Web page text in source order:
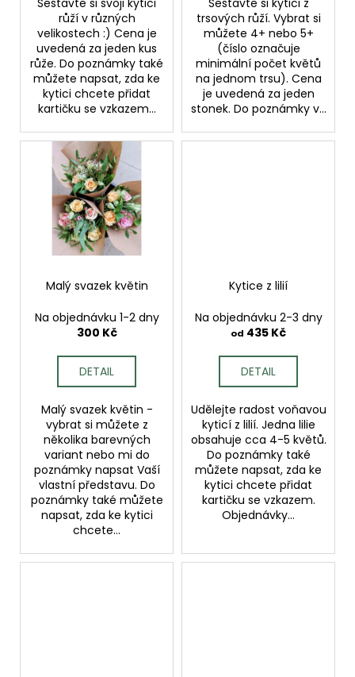
růží v různých
velikostech :) Cena je
uvedená za jeden kus
růže. Do poznámky také
můžete napsat, zda ke
kytici chcete přidat
kartičku se vzkazem...
trsových růží. Vybrat si
můžete 4+ nebo 5+
(číslo označuje
minimální počet květů
na jednom trsu). Cena
je uvedená za jeden
stonek. Do poznámky v...
Malý svazek květin
Na objednávku 1-2 dny
300 Kč
DETAIL
Malý svazek květin -
vybrat si můžete z
několika barevných
variant nebo mi do
poznámky napsat Vaší
vlastní představu. Do
poznámky také můžete
napsat, zda ke kytici
chcete...
Kytice z lilií
Na objednávku 2-3 dny
od 435 Kč
DETAIL
Udělejte radost voňavou
kyticí z lilií. Jedna lilie
obsahuje cca 4-5 květů.
Do poznámky také
můžete napsat, zda ke
kytici chcete přidat
kartičku se vzkazem.
Objednávky...
m